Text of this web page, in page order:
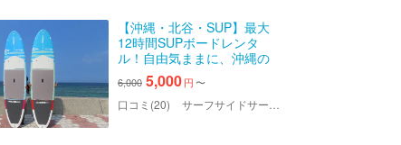
【沖縄・北谷・SUP】最大
12時間SUPボードレンタ
ル！自由気ままに、沖縄の
海を大満喫しよう
6,000 5,000円 〜
口コミ(20) サーフサイドサービス ハイサイ